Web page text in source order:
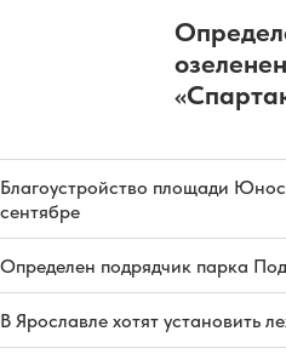
Благоустройство площади
сентябре
Определен подрядчик парка
В Ярославле хотят установить